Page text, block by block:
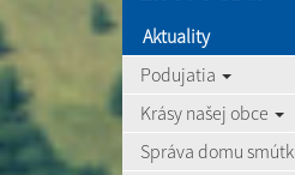
Aktuality
Podujatia
Krásy našej obce
Správa domu